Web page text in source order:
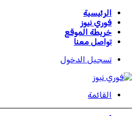
الرئيسية
فوري نيوز
خريطة الموقع
تواصل معنا
تسجيل الدخول
القائمة